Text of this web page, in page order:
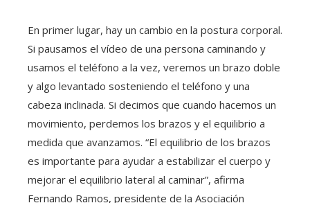
En primer lugar, hay un cambio en la postura corporal.
Si pausamos el vídeo de una persona caminando y
usamos el teléfono a la vez, veremos un brazo doble
y algo levantado sosteniendo el teléfono y una
cabeza inclinada. Si decimos que cuando hacemos un
movimiento, perdemos los brazos y el equilibrio a
medida que avanzamos. “El equilibrio de los brazos
es importante para ayudar a estabilizar el cuerpo y
mejorar el equilibrio lateral al caminar”, afirma
Fernando Ramos, presidente de la Asociación